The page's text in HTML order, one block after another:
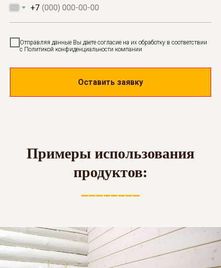
+7
Отправляя данные Вы даете согласие на их обработку в соответствии
с Политикой конфиденциальности компании
Оставить заявку
Примеры использования
продуктов:
________